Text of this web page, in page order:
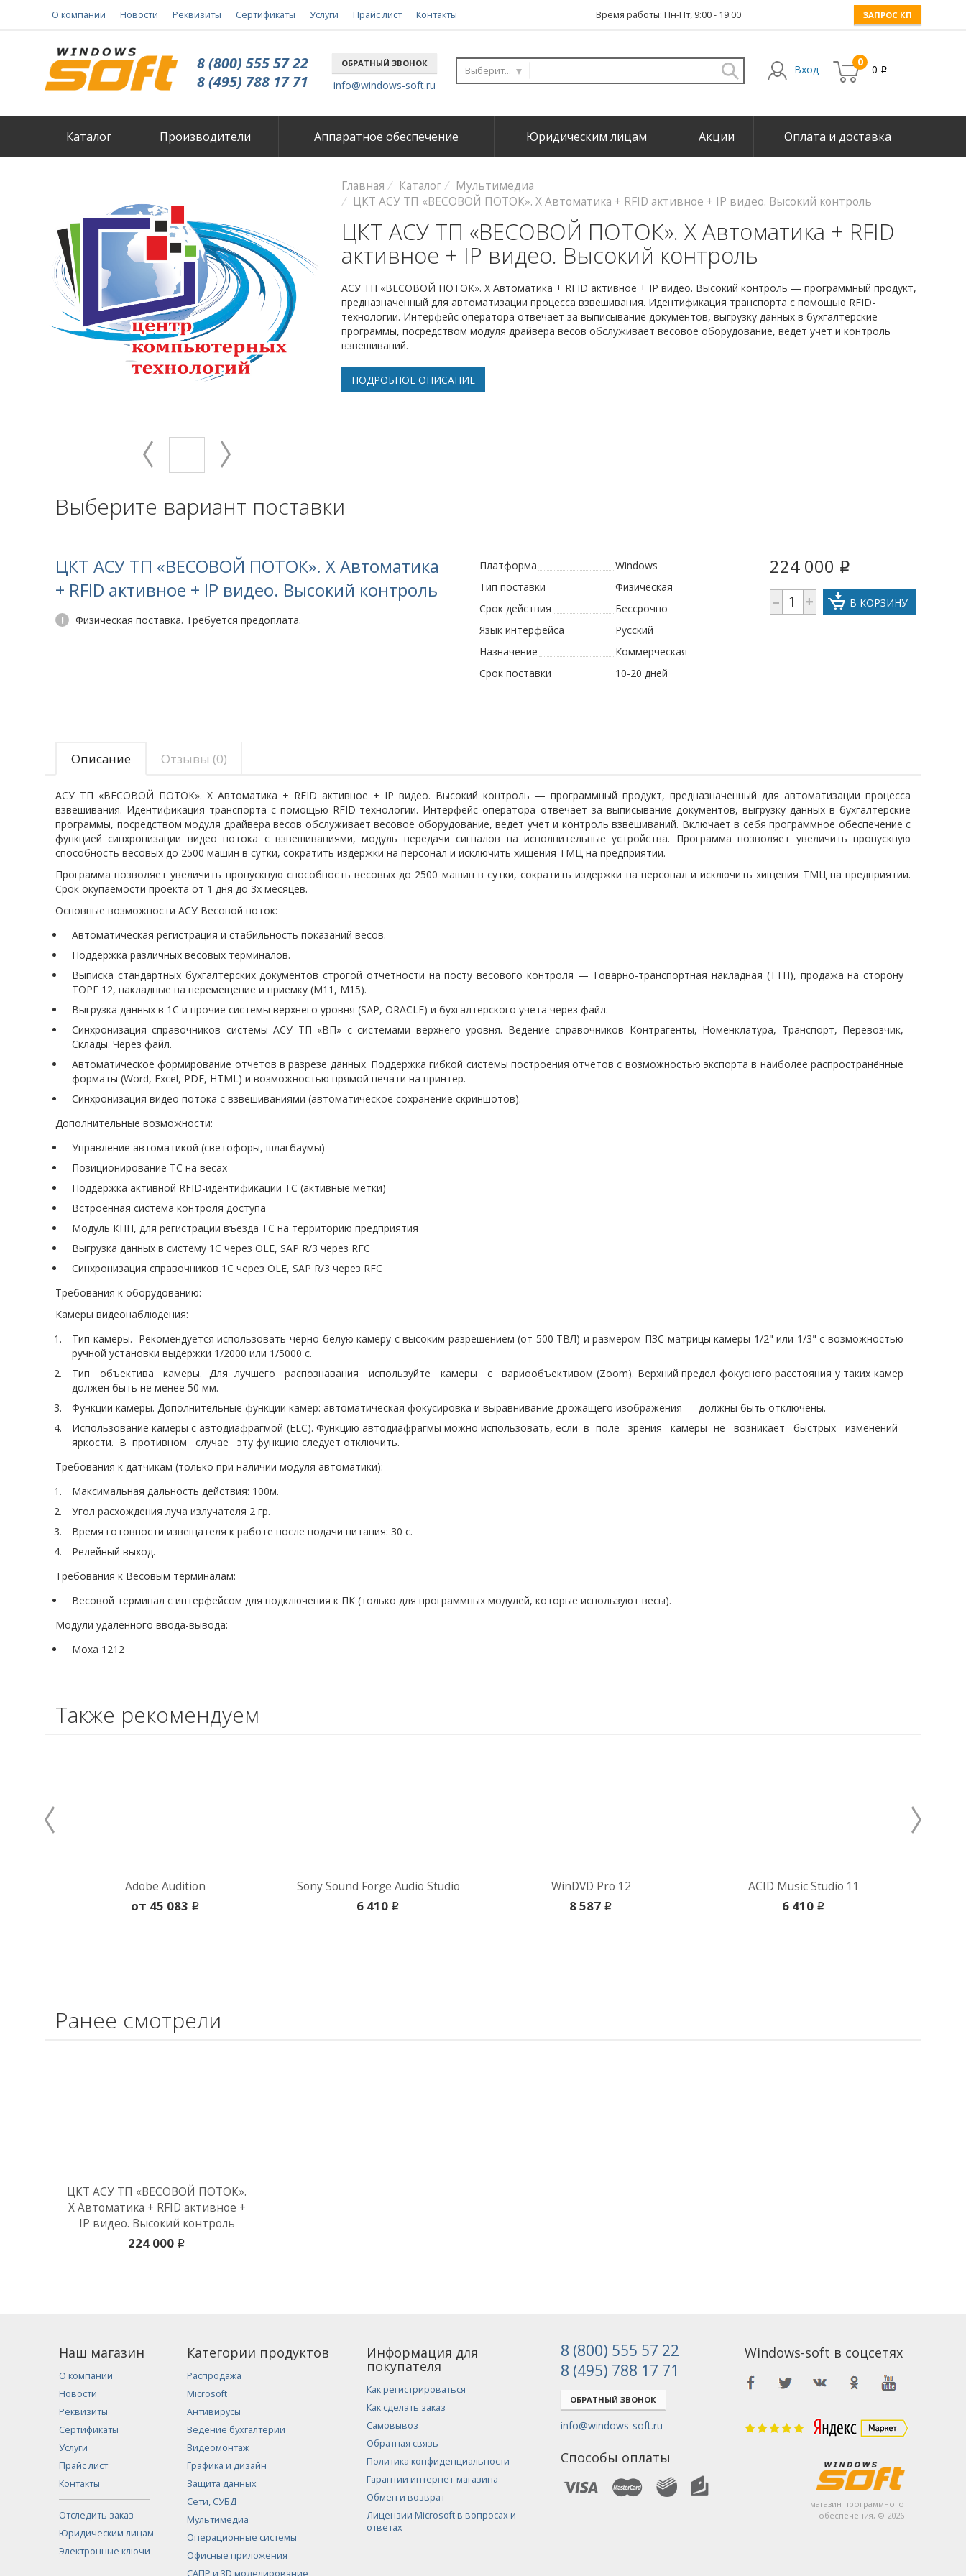
О компании Новости Реквизиты Сертификаты Услуги Прайс лист Контакты Время работы: Пн-Пт, 9:00 - 19:00 ЗАПРОС КП
8 (800) 555 57 22
8 (495) 788 17 71
ОБРАТНЫЙ ЗВОНОК
info@windows-soft.ru
Выберите... Вход
0
0 i
Каталог Производители Аппаратное обеспечение Юридическим лицам Акции Оплата и доставка
Главная Каталог
Мультимедиа
ЦКТ АСУ ТП «ВЕСОВОЙ ПОТОК». Х Автоматика + RFID активное + IP видео. Высокий контроль
ЦКТ АСУ ТП «ВЕСОВОЙ ПОТОК». Х Автоматика + RFID
активное + IP видео. Высокий контроль
АСУ ТП «ВЕСОВОЙ ПОТОК». Х Автоматика + RFID активное + IP видео. Высокий контроль — программный продукт,
предназначенный для автоматизации процесса взвешивания. Идентификация транспорта с помощью RFID-
технологии. Интерфейс оператора отвечает за выписывание документов, выгрузку данных в бухгалтерские
программы, посредством модуля драйвера весов обслуживает весовое оборудование, ведет учет и контроль
взвешиваний.
ПОДРОБНОЕ ОПИСАНИЕ
Выберите вариант поставки
ЦКТ АСУ ТП «ВЕСОВОЙ ПОТОК». Х Автоматика
+ RFID активное + IP видео. Высокий контроль
! Физическая поставка. Требуется предоплата.
Платформа
Windows
Тип поставки
Физическая
Срок действия
Бессрочно
Язык интерфейса
Русский
Назначение
Коммерческая
Срок поставки
10-20 дней
224 000 i
– + В КОРЗИНУ
Описание Отзывы (0)
АСУ ТП «ВЕСОВОЙ ПОТОК». Х Автоматика + RFID активное + IP видео. Высокий контроль — программный продукт, предназначенный для автоматизации процесса
взвешивания. Идентификация транспорта с помощью RFID-технологии. Интерфейс оператора отвечает за выписывание документов, выгрузку данных в бухгалтерские
программы, посредством модуля драйвера весов обслуживает весовое оборудование, ведет учет и контроль взвешиваний. Включает в себя программное обеспечение с
функцией синхронизации видео потока с взвешиваниями, модуль передачи сигналов на исполнительные устройства. Программа позволяет увеличить пропускную
способность весовых до 2500 машин в сутки, сократить издержки на персонал и исключить хищения ТМЦ на предприятии.
Программа позволяет увеличить пропускную способность весовых до 2500 машин в сутки, сократить издержки на персонал и исключить хищения ТМЦ на предприятии.
Срок окупаемости проекта от 1 дня до 3х месяцев.
Основные возможности АСУ Весовой поток:
Автоматическая регистрация и стабильность показаний весов.
Поддержка различных весовых терминалов.
Выписка стандартных бухгалтерских документов строгой отчетности на посту весового контроля — Товарно-транспортная накладная (ТТН), продажа на сторону
ТОРГ 12, накладные на перемещение и приемку (М11, М15).
Выгрузка данных в 1С и прочие системы верхнего уровня (SAP, ORACLE) и бухгалтерского учета через файл.
Синхронизация справочников системы АСУ ТП «ВП» с системами верхнего уровня. Ведение справочников Контрагенты, Номенклатура, Транспорт, Перевозчик,
Склады. Через файл.
Автоматическое формирование отчетов в разрезе данных. Поддержка гибкой системы построения отчетов с возможностью экспорта в наиболее распространённые
форматы (Word, Excel, PDF, HTML) и возможностью прямой печати на принтер.
Синхронизация видео потока с взвешиваниями (автоматическое сохранение скриншотов).
Дополнительные возможности:
Управление автоматикой (светофоры, шлагбаумы)
Позиционирование ТС на весах
Поддержка активной RFID-идентификации ТС (активные метки)
Встроенная система контроля доступа
Модуль КПП, для регистрации въезда ТС на территорию предприятия
Выгрузка данных в систему 1С через OLE, SAP R/3 через RFC
Синхронизация справочников 1С через OLE, SAP R/3 через RFC
Требования к оборудованию:
Камеры видеонаблюдения:
Тип камеры. Рекомендуется использовать черно-белую камеру с высоким разрешением (от 500 ТВЛ) и размером ПЗС-матрицы камеры 1/2" или 1/3" с возможностью
ручной установки выдержки 1/2000 или 1/5000 с.
Тип объектива камеры. Для лучшего распознавания используйте камеры с вариообъективом (Zoom). Верхний предел фокусного расстояния у таких камер
должен быть не менее 50 мм.
Функции камеры. Дополнительные функции камер: автоматическая фокусировка и выравнивание дрожащего изображения — должны быть отключены.
Использование камеры с автодиафрагмой (ELC). Функцию автодиафрагмы можно использовать, если в поле зрения камеры не возникает быстрых изменений
яркости. В противном случае эту функцию следует отключить.
Требования к датчикам (только при наличии модуля автоматики):
Максимальная дальность действия: 100м.
Угол расхождения луча излучателя 2 гр.
Время готовности извещателя к работе после подачи питания: 30 с.
Релейный выход.
Требования к Весовым терминалам:
Весовой терминал с интерфейсом для подключения к ПК (только для программных модулей, которые используют весы).
Модули удаленного ввода-вывода:
Moxa 1212
Также рекомендуем
Adobe Audition
oт 45 083 i
Sony Sound Forge Audio Studio
6 410 i
WinDVD Pro 12
8 587 i
ACID Music Studio 11
6 410 i
Ранее смотрели
ЦКТ АСУ ТП «ВЕСОВОЙ ПОТОК».
Х Автоматика + RFID активное +
IP видео. Высокий контроль
224 000 i
Наш магазин
О компании
Новости
Реквизиты
Сертификаты
Услуги
Прайс лист
Контакты
Отследить заказ
Юридическим лицам
Электронные ключи
Категории продуктов
Распродажа
Microsoft
Антивирусы
Ведение бухгалтерии
Видеомонтаж
Графика и дизайн
Защита данных
Сети, СУБД
Мультимедиа
Операционные системы
Офисные приложения
САПР и 3D моделирование
Информация для
покупателя
Как регистрироваться
Как сделать заказ
Самовывоз
Обратная связь
Политика конфиденциальности
Гарантии интернет-магазина
Обмен и возврат
Лицензии Microsoft в вопросах и
ответах
8 (800) 555 57 22
8 (495) 788 17 71
ОБРАТНЫЙ ЗВОНОК
info@windows-soft.ru
Windows-soft в соцсетях
Способы оплаты
магазин программного
обеспечения, © 2026